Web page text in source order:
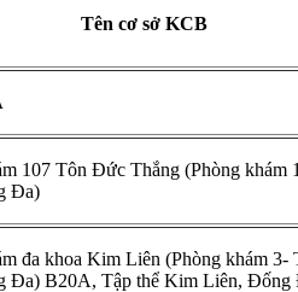
Tên cơ sở KCB
107 Tôn Đức Thắng (Phòng khám
Đa)
đa khoa Kim Liên (Phòng khám
Đa) B20A, Tập thể Kim Liên, Đống